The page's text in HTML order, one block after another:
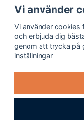
Vi använder
Vi använder cookies
och erbjuda dig
genom att trycka på
inställningar